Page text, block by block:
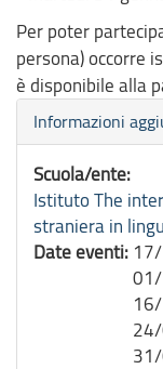
Per poter
persona) occorre
è disponibile alla
Nascondi
Informazioni
Scuola/ente:
Istituto The
straniera in
Date eventi: